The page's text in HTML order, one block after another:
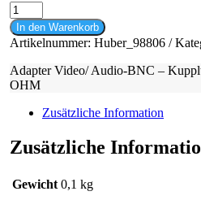
BNC
-
Kupplung
auf
BNC-
Kupplung
OHM
Menge
In den Warenkorb
Artikelnummer: Huber_98806
Adapter Video/ Audio-BNC –
OHM
Zusätzliche Information
Zusätzliche
Gewicht 0,1 kg